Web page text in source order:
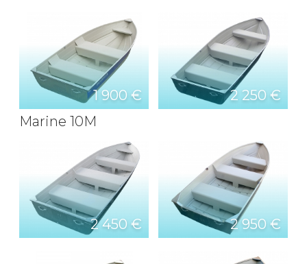
1 900 €
Marine 10M
2 250 €
2 450 € 2 950 €